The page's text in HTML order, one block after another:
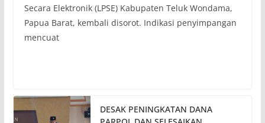
Secara Elektronik (LPSE) Kabupaten Teluk Wondama,
Papua Barat, kembali disorot. Indikasi penyimpangan
mencuat
DESAK PENINGKATAN DANA